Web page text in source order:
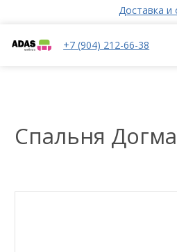
Доставка и
+7 (904) 212-66-38
Спальня